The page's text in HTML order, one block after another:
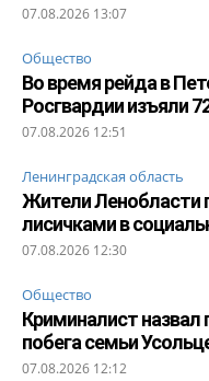
07.08.2026 13:07
Общество
Во время рейда в
Росгвардии изъяли
07.08.2026 12:51
Ленинградская область
Жители Ленобласти
лисичками в
07.08.2026 12:30
Общество
Криминалист назвал
побега семьи
07.08.2026 12:12